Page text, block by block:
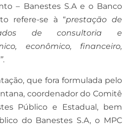
– Banestes S.A e o Banco
refere-se à “prestação de
de consultoria e
econômico, financeiro,
.
que fora formulada pelo
coordenador do Comitê
Público e Estadual, bem
do Banestes S.A, o MPC